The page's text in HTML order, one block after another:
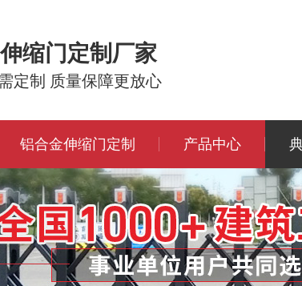
缩门定制厂家
定制 质量保障更放心
铝合金伸缩门定制 产品中心